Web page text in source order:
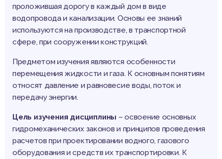
проложившая дорогу в каждый дом в виде
водопровода и канализации. Основы ее знаний
используются на производстве, в транспортной
сфере, при сооружении конструкций.
Предметом изучения являются особенности
перемещения жидкости и газа. К основным понятиям
относят давление и равновесие воды, поток и
передачу энергии.
Цель изучения дисциплины – освоение основных
гидромеханических законов и принципов проведения
расчетов при проектировании водного, газового
оборудования и средств их транспортировки. К